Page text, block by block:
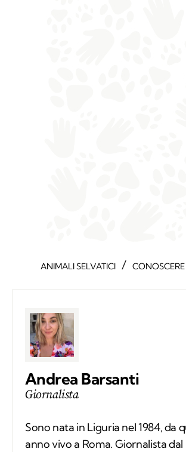
ANIMALI SELVATICI / CONOSCERE
Andrea Barsanti
Giornalista
Sono nata in Liguria nel 1984, da
anno vivo a Roma. Giornalista dal